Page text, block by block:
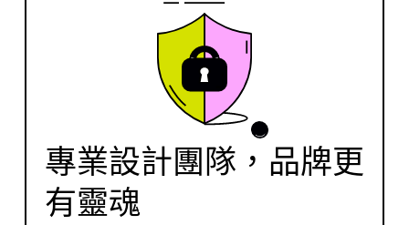
專業設計團隊，品牌更
有靈魂